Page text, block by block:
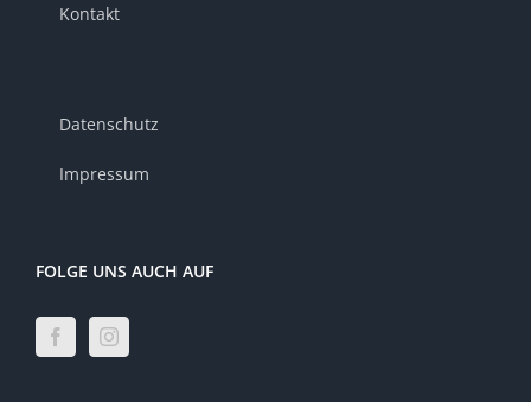
Kontakt
Datenschutz
Impressum
FOLGE UNS AUCH AUF